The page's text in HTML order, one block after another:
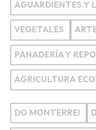
AGUARDIENTES Y
VEGETALES
PANADERÍA Y
AGRICULTURA
DO MONTERREI